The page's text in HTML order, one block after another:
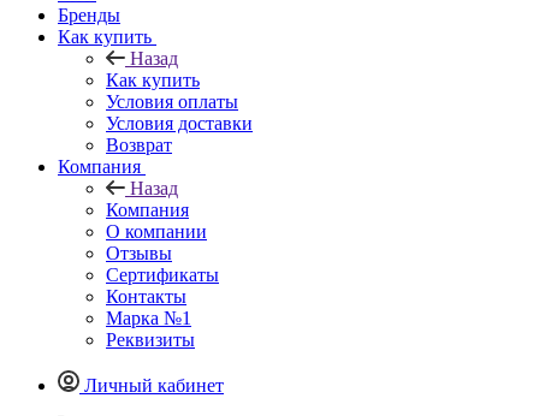
Бренды
Как купить
Назад
Как купить
Условия оплаты
Условия доставки
Возврат
Компания
Назад
Компания
О компании
Отзывы
Сертификаты
Контакты
Марка №1
Реквизиты
Личный кабинет